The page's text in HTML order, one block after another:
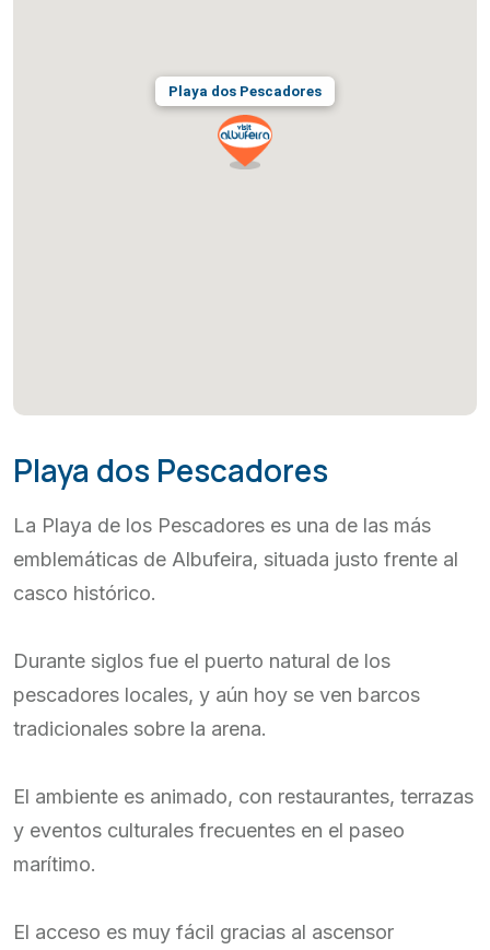
Playa dos Pescadores
Playa dos Pescadores
La Playa de los Pescadores es una de las más
emblemáticas de Albufeira, situada justo frente al
casco histórico.
Durante siglos fue el puerto natural de los
pescadores locales, y aún hoy se ven barcos
tradicionales sobre la arena.
El ambiente es animado, con restaurantes, terrazas
y eventos culturales frecuentes en el paseo
marítimo.
El acceso es muy fácil gracias al ascensor